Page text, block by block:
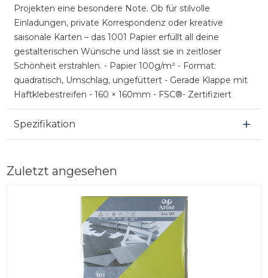
Projekten eine besondere Note. Ob für stilvolle
Einladungen, private Korrespondenz oder kreative
saisonale Karten – das 1001 Papier erfüllt all deine
gestalterischen Wünsche und lässt sie in zeitloser
Schönheit erstrahlen. - Papier 100g/m² - Format:
quadratisch, Umschlag, ungefüttert - Gerade Klappe mit
Haftklebestreifen - 160 × 160mm - FSC®- Zertifiziert
Spezifikation
Zuletzt angesehen